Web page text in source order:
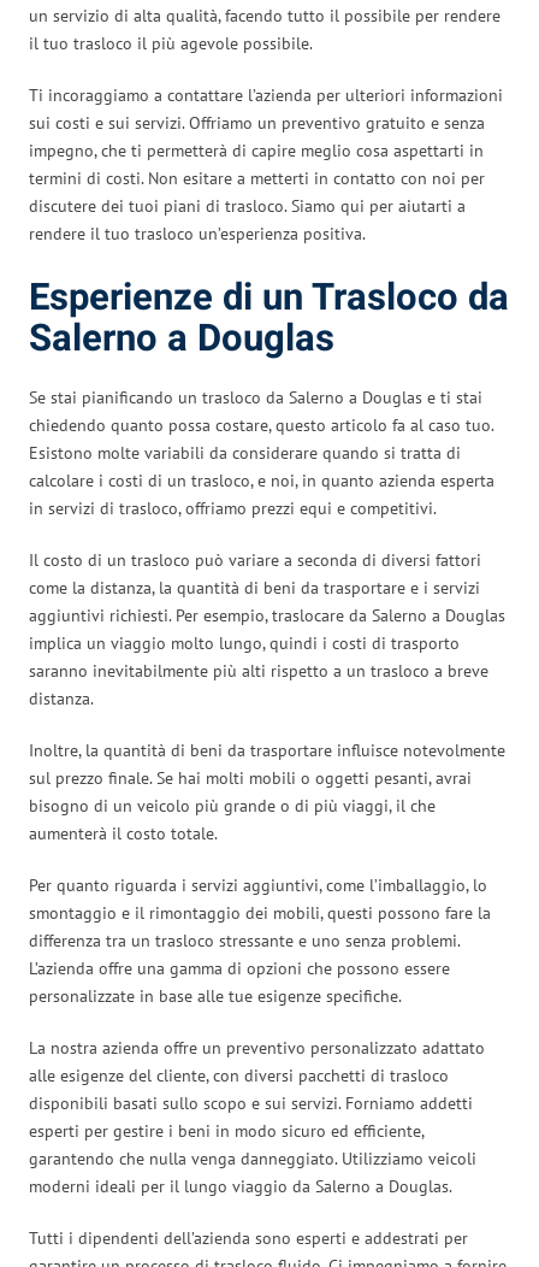
un servizio di alta qualità, facendo tutto il possibile per rendere
il tuo trasloco il più agevole possibile.
Ti incoraggiamo a contattare l’azienda per ulteriori informazioni
sui costi e sui servizi. Offriamo un preventivo gratuito e senza
impegno, che ti permetterà di capire meglio cosa aspettarti in
termini di costi. Non esitare a metterti in contatto con noi per
discutere dei tuoi piani di trasloco. Siamo qui per aiutarti a
rendere il tuo trasloco un’esperienza positiva.
Esperienze di un Trasloco da
Salerno a Douglas
Se stai pianificando un trasloco da Salerno a Douglas e ti stai
chiedendo quanto possa costare, questo articolo fa al caso tuo.
Esistono molte variabili da considerare quando si tratta di
calcolare i costi di un trasloco, e noi, in quanto azienda esperta
in servizi di trasloco, offriamo prezzi equi e competitivi.
Il costo di un trasloco può variare a seconda di diversi fattori
come la distanza, la quantità di beni da trasportare e i servizi
aggiuntivi richiesti. Per esempio, traslocare da Salerno a Douglas
implica un viaggio molto lungo, quindi i costi di trasporto
saranno inevitabilmente più alti rispetto a un trasloco a breve
distanza.
Inoltre, la quantità di beni da trasportare influisce notevolmente
sul prezzo finale. Se hai molti mobili o oggetti pesanti, avrai
bisogno di un veicolo più grande o di più viaggi, il che
aumenterà il costo totale.
Per quanto riguarda i servizi aggiuntivi, come l’imballaggio, lo
smontaggio e il rimontaggio dei mobili, questi possono fare la
differenza tra un trasloco stressante e uno senza problemi.
L’azienda offre una gamma di opzioni che possono essere
personalizzate in base alle tue esigenze specifiche.
La nostra azienda offre un preventivo personalizzato adattato
alle esigenze del cliente, con diversi pacchetti di trasloco
disponibili basati sullo scopo e sui servizi. Forniamo addetti
esperti per gestire i beni in modo sicuro ed efficiente,
garantendo che nulla venga danneggiato. Utilizziamo veicoli
moderni ideali per il lungo viaggio da Salerno a Douglas.
Tutti i dipendenti dell’azienda sono esperti e addestrati per